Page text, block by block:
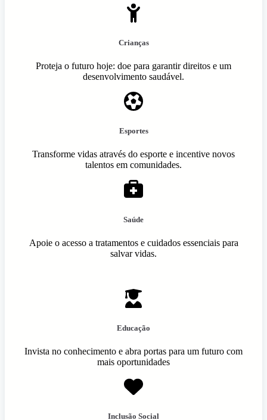
Crianças
Proteja o futuro hoje: doe para garantir direitos e um
desenvolvimento saudável.
Esportes
Transforme vidas através do esporte e incentive novos
talentos em comunidades.
Saúde
Apoie o acesso a tratamentos e cuidados essenciais para
salvar vidas.
Educação
Invista no conhecimento e abra portas para um futuro com
mais oportunidades
Inclusão Social